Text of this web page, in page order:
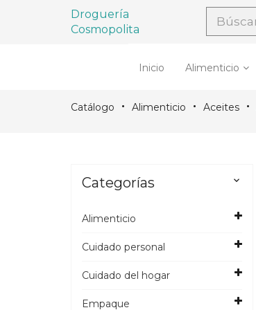
Droguería
Cosmopolita
Inicio Alimenticio
Catálogo Alimenticio Aceites
Categorías 
Alimenticio
Cuidado personal
Cuidado del hogar
Empaque